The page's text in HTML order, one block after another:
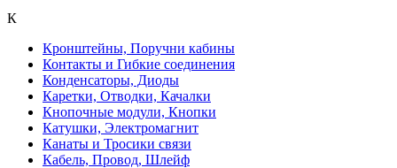
К
Кронштейны, Поручни кабины
Контакты и Гибкие соединения
Конденсаторы, Диоды
Каретки, Отводки, Качалки
Кнопочные модули, Кнопки
Катушки, Электромагнит
Канаты и Тросики связи
Кабель, Провод, Шлейф